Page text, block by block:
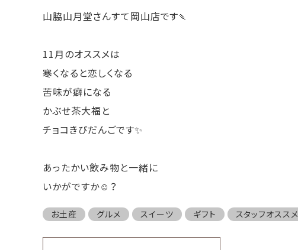
山脇山月堂さんすて岡山店です🍡
11月のオススメは
寒くなると恋しくなる
苦味が癖になる
かぶせ茶大福と
チョコきびだんごです✨
あったかい飲み物と一緒に
いかがですか☺️？
お土産 グルメ スイーツ ギフト スタッフオススメ